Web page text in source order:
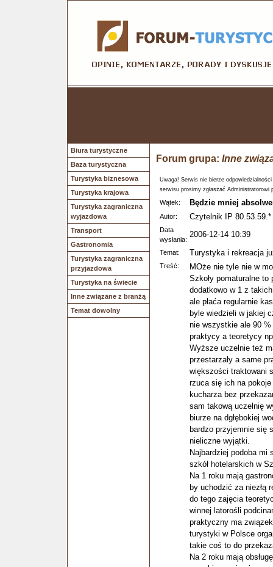
Biura turystyczne
Baza turystyczna
Turystyka biznesowa
Turystyka krajowa
Turystyka zagraniczna
wyjazdowa
Transport
Gastronomia
Turystyka zagraniczna
przyjazdowa
Turystyka na świecie
Inne związane z branżą
Temat dowolny
Forum grupa: Inne
Uwaga! Serwis nie bierze
serwisu prosimy zgłaszać Administratorowi
Wątek: Będzie mniej
Autor: Czytelnik IP 80.53.59.*
Data
wysłania:
2006-12-14 10:39
Temat: Turystyka i rekreacja
Treść:
MOże nie tyle nie w
Szkoły pomaturalne
dodatkowo w 1 z
ale płaća regularnie
byle wiedzieli w jakiej
nie wszystkie ale 90
praktycy a teoretycy
Wyższe uczelnie też
przestarzały a same
większości traktowani
rzuca się ich na
kucharza bez
sam takową uczelnię
biurze na dgłębokiej
bardzo przyjemnie się
nieliczne wyjątki.
Najbardziej podoba mi
szkół hotelarskich w
Na 1 roku mają
by uchodzić za niezłą
do tego zajęcia
winnej latorośli
praktyczny ma
turystyki w Polsce
takie coś to do
Na 2 roku mają